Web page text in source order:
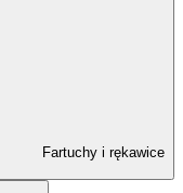
Fartuchy i rękawice